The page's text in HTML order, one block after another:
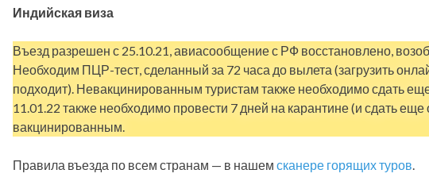
Индийская виза
Въезд разрешен с 25.10.21, авиасообщение с РФ восстановлено,
Необходим ПЦР-тест, сделанный за 72 часа до вылета (загрузить
подходит). Невакцинированным туристам также необходимо сдать
11.01.22 также необходимо провести 7 дней на карантине (и сдать
вакцинированным.
Правила въезда по всем странам — в нашем сканере горящих туров.